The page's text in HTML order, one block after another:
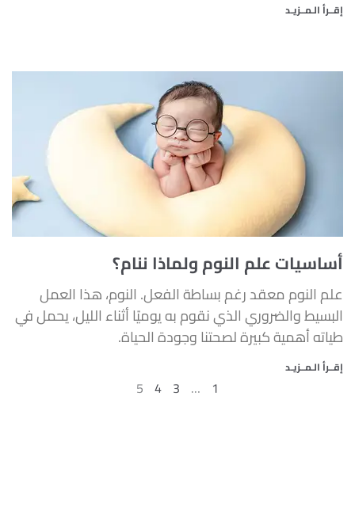
إقــرأ الـمــزيـد
أساسيات علم النوم ولماذا ننام؟
علم النوم معقد رغم بساطة الفعل. النوم، هذا العمل
البسيط والضروري الذي نقوم به يوميًا أثناء الليل، يحمل في
طياته أهمية كبيرة لصحتنا وجودة الحياة.
إقــرأ الـمــزيـد
1
…
3
4
5